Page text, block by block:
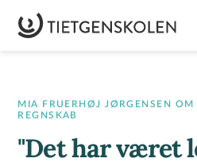
MIA FRUERHØJ JØRGENSEN OM
REGNSKAB
"Det har været